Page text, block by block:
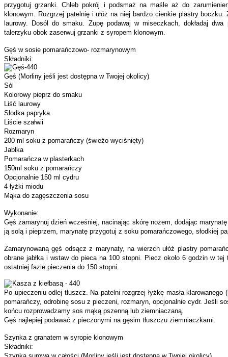
przygotuj grzanki. Chleb pokrój i podsmaż na maśle aż do
klonowym. Rozgrzej patelnię i ułóż na niej bardzo cienkie plastry
laurowy. Dosól do smaku. Zupę podawaj w miseczkach, dokładaj
talerzyku obok zaserwuj grzanki z syropem klonowym.
Gęś w sosie pomarańczowo- rozmarynowym
Składniki:
Gęś (Morliny jeśli jest dostępna w Twojej okolicy)
Sól
Kolorowy pieprz do smaku
Liść laurowy
Słodka papryka
Liście szałwii
Rozmaryn
200 ml soku z pomarańczy (świeżo wyciśnięty)
Jabłka
Pomarańcza w plasterkach
150ml soku z pomarańczy
Opcjonalnie 150 ml cydru
4 łyżki miodu
Mąka do zagęszczenia sosu
Wykonanie:
Gęś zamarynuj dzień wcześniej, nacinając skórę nożem, dodając
ją solą i pieprzem, marynatę przygotuj z soku pomarańczowego, słodkiej
Zamarynowaną gęś odsącz z marynaty, na wierzch ułóż plastry
obrane jabłka i wstaw do pieca na 100 stopni. Piecz około 6 godzin w
ostatniej fazie pieczenia do 150 stopni.
Po upieczeniu odlej tłuszcz. Na patelni rozgrzej łyżkę masła
pomarańczy, odrobinę sosu z pieczeni, rozmaryn, opcjonalnie cydr. Jeśli
końcu rozprowadzamy sos mąką pszenną lub ziemniaczaną.
Gęś najlepiej podawać z pieczonymi na gęsim tłuszczu ziemniaczkami.
Szynka z granatem w syropie klonowym
Składniki: